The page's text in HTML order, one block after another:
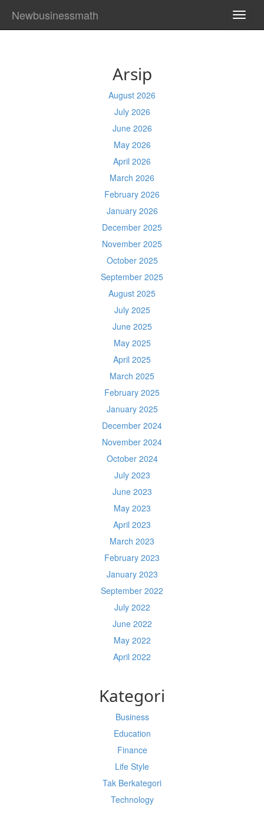
Newbusinessmath
Arsip
August 2026
July 2026
June 2026
May 2026
April 2026
March 2026
February 2026
January 2026
December 2025
November 2025
October 2025
September 2025
August 2025
July 2025
June 2025
May 2025
April 2025
March 2025
February 2025
January 2025
December 2024
November 2024
October 2024
July 2023
June 2023
May 2023
April 2023
March 2023
February 2023
January 2023
September 2022
July 2022
June 2022
May 2022
April 2022
Kategori
Business
Education
Finance
Life Style
Tak Berkategori
Technology